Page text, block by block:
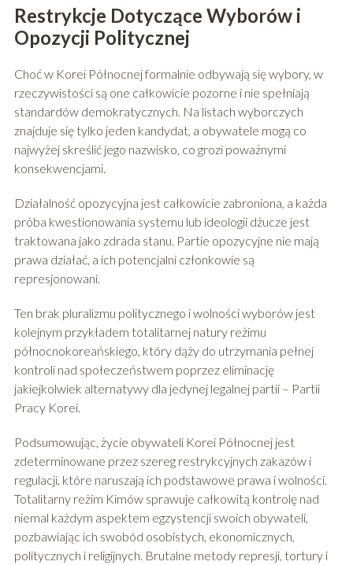
Restrykcje Dotyczące Wyborów i
Opozycji Politycznej
Choć w Korei Północnej formalnie odbywają się wybory, w
rzeczywistości są one całkowicie pozorne i nie spełniają
standardów demokratycznych. Na listach wyborczych
znajduje się tylko jeden kandydat, a obywatele mogą co
najwyżej skreślić jego nazwisko, co grozi poważnymi
konsekwencjami.
Działalność opozycyjna jest całkowicie zabroniona, a każda
próba kwestionowania systemu lub ideologii dżucze jest
traktowana jako zdrada stanu. Partie opozycyjne nie mają
prawa działać, a ich potencjalni członkowie są
represjonowani.
Ten brak pluralizmu politycznego i wolności wyborów jest
kolejnym przykładem totalitarnej natury reżimu
północnokoreańskiego, który dąży do utrzymania pełnej
kontroli nad społeczeństwem poprzez eliminację
jakiejkolwiek alternatywy dla jedynej legalnej partii – Partii
Pracy Korei.
Podsumowując, życie obywateli Korei Północnej jest
zdeterminowane przez szereg restrykcyjnych zakazów i
regulacji, które naruszają ich podstawowe prawa i wolności.
Totalitarny reżim Kimów sprawuje całkowitą kontrolę nad
niemal każdym aspektem egzystencji swoich obywateli,
pozbawiając ich swobód osobistych, ekonomicznych,
politycznych i religijnych. Brutalne metody represji, tortury i